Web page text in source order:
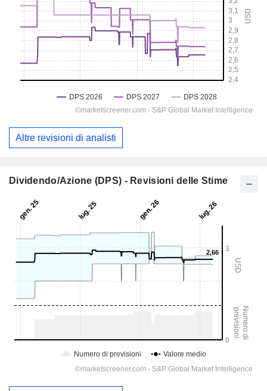
Altre revisioni di analisti
Dividendo/Azione (DPS) - Revisioni delle Stime